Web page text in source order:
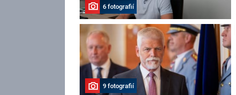
6 fotografií
9 fotografií